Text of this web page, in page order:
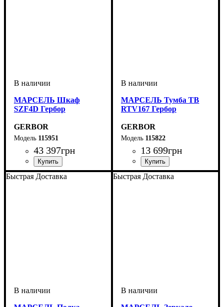
МАРСЕЛЬ Шкаф
SZF4D Гербор
GERBOR
115951
43 397грн
ширина, мм: 2160
высота, мм: 2210
глубина, мм: 600
МАРСЕЛЬ Тумба ТВ
RTV167 Гербор
GERBOR
115822
13 699грн
ширина, мм: 166,5
высота, мм: 56,5
глубина, мм: 45,5
Быстрая Доставка Быстрая Доставка